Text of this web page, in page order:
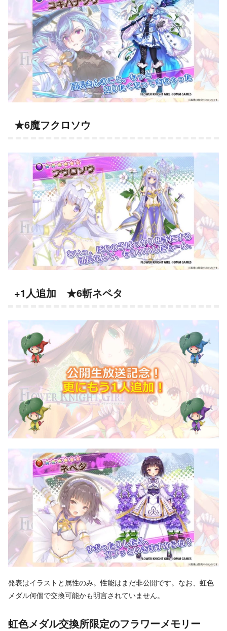
★6魔フクロソウ
+1人追加 ★6斬ネペタ
発表はイラストと属性のみ。性能はまだ非公開です。なお、虹色
メダル何個で交換可能かも明言されていません。
虹色メダル交換所限定のフラワーメモリー